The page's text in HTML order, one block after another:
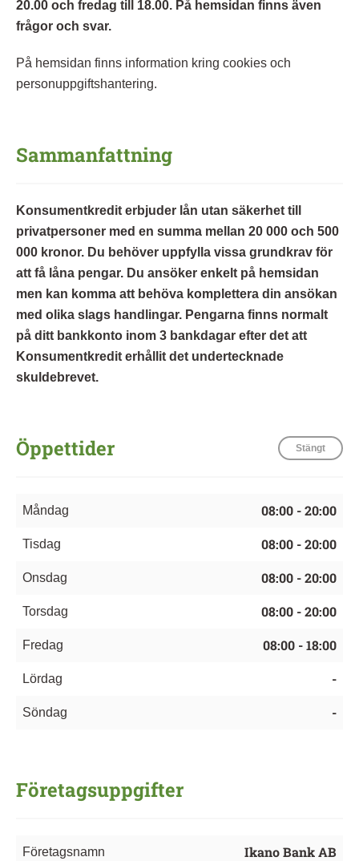
20.00 och fredag till 18.00. På hemsidan finns även
frågor och svar.
På hemsidan finns information kring cookies och
personuppgiftshantering.
Sammanfattning
Konsumentkredit erbjuder lån utan säkerhet till
privatpersoner med en summa mellan 20 000 och 500
000 kronor. Du behöver uppfylla vissa grundkrav för
att få låna pengar. Du ansöker enkelt på hemsidan
men kan komma att behöva komplettera din ansökan
med olika slags handlingar. Pengarna finns normalt
på ditt bankkonto inom 3 bankdagar efter det att
Konsumentkredit erhållit det undertecknade
skuldebrevet.
Öppettider Stängt
Måndag 08:00 - 20:00
Tisdag 08:00 - 20:00
Onsdag 08:00 - 20:00
Torsdag 08:00 - 20:00
Fredag 08:00 - 18:00
Lördag -
Söndag -
Företagsuppgifter
Företagsnamn Ikano Bank AB